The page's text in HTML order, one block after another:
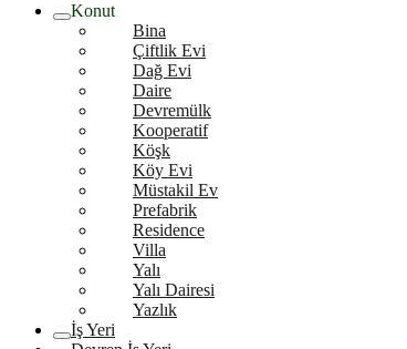
Konut
Bina
Çiftlik Evi
Dağ Evi
Daire
Devremülk
Kooperatif
Köşk
Köy Evi
Müstakil Ev
Prefabrik
Residence
Villa
Yalı
Yalı Dairesi
Yazlık
İş Yeri